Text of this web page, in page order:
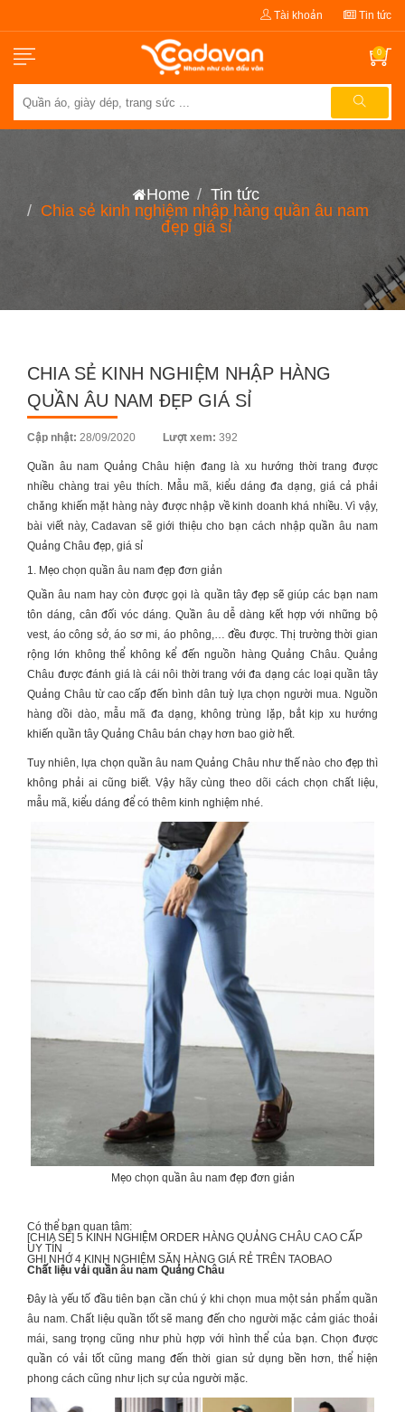
Tài khoản Tin tức
0
Home
Tin tức
Chia sẻ kinh nghiệm nhập hàng quần âu nam
đẹp giá sỉ
CHIA SẺ KINH NGHIỆM NHẬP HÀNG
QUẦN ÂU NAM ĐẸP GIÁ SỈ
Cập nhật: Posted
28/09/2020 Lượt xem: 392
Quần âu nam Quảng Châu hiện đang là xu hướng thời trang được
nhiều chàng trai yêu thích. Mẫu mã, kiểu dáng đa dạng, giá cả phải
chăng khiến mặt hàng này được nhập về kinh doanh khá nhiều. Vì vậy,
bài viết này, Cadavan sẽ giới thiệu cho bạn cách nhập quần âu nam
Quảng Châu đẹp, giá sỉ
1. Mẹo chọn quần âu nam đẹp đơn giản
Quần âu nam hay còn được gọi là quần tây đẹp sẽ giúp các bạn nam
tôn dáng, cân đối vóc dáng. Quần âu dễ dàng kết hợp với những bộ
vest, áo công sở, áo sơ mi, áo phông,… đều được. Thị trường thời gian
rộng lớn không thể không kể đến nguồn hàng Quảng Châu. Quảng
Châu được đánh giá là cái nôi thời trang với đa dạng các loại quần tây
Quảng Châu từ cao cấp đến bình dân tuỳ lựa chọn người mua. Nguồn
hàng dồi dào, mẫu mã đa dạng, không trùng lặp, bắt kịp xu hướng
khiến quần tây Quảng Châu bán chạy hơn bao giờ hết.
Tuy nhiên, lựa chọn quần âu nam Quảng Châu như thế nào cho đẹp thì
không phải ai cũng biết. Vậy hãy cùng theo dõi cách chọn chất liệu,
mẫu mã, kiểu dáng để có thêm kinh nghiệm nhé.
Mẹo chọn quần âu nam đẹp đơn giản
Có thể bạn quan tâm:
[CHIA SẺ] 5 KINH NGHIỆM ORDER HÀNG QUẢNG CHÂU CAO CẤP
UY TÍN
GHI NHỚ 4 KINH NGHIỆM SĂN HÀNG GIÁ RẺ TRÊN TAOBAO
Chất liệu vải quần âu nam Quảng Châu
Đây là yếu tố đầu tiên bạn cần chú ý khi chọn mua một sản phẩm quần
âu nam. Chất liệu quần tốt sẽ mang đến cho người mặc cảm giác thoải
mái, sang trọng cũng như phù hợp với hình thể của bạn. Chọn được
quần có vải tốt cũng mang đến thời gian sử dụng bền hơn, thể hiện
phong cách cũng như lịch sự của người mặc.